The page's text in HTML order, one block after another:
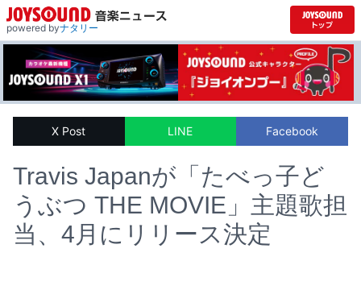
powered byナタリー
X Post LINE Facebook
Travis Japanが「たべっ子ど
うぶつ THE MOVIE」主題歌担
当、4月にリリース決定